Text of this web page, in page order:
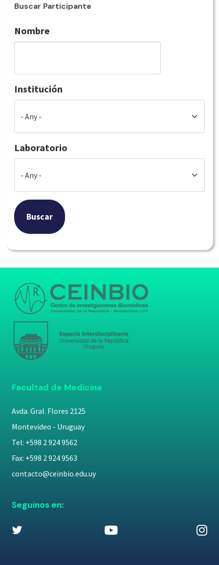
Buscar Participante
Nombre
Institución
Laboratorio
Buscar
Facultad de Medicina
Avda. Gral. Flores 2125
Montevideo - Uruguay
Tel: +598 2 924 9562
Fax: +598 2 924 9563
contacto@ceinbio.edu.uy
Seguinos en: